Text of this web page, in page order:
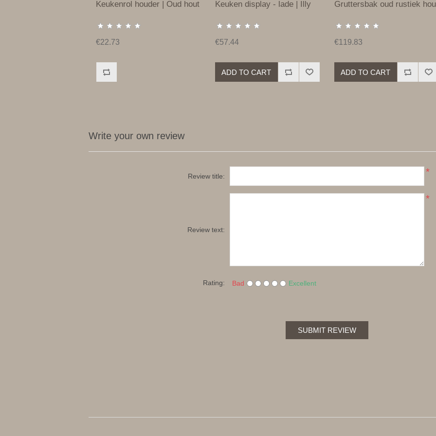
Keukenrol houder | Oud hout
€22.73
Keuken display - lade | Illy
€57.44
ADD TO CART
Gruttersbak oud rustiek
€119.83
ADD TO CART
Write your own review
Review title: *
Review text:
*
Rating: Bad Excellent
SUBMIT REVIEW